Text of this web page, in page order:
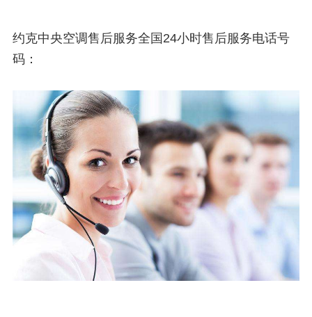
约克中央空调售后服务全国24小时售后服务电话号
码：